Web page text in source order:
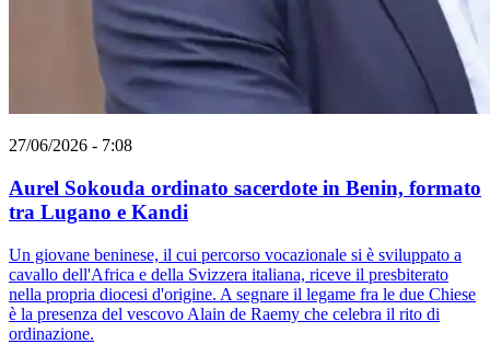
27/06/2026 - 7:08
Aurel Sokouda ordinato sacerdote in Benin, formato
tra Lugano e Kandi
Un giovane beninese, il cui percorso vocazionale si è sviluppato a
cavallo dell'Africa e della Svizzera italiana, riceve il presbiterato
nella propria diocesi d'origine. A segnare il legame fra le due Chiese
è la presenza del vescovo Alain de Raemy che celebra il rito di
ordinazione.